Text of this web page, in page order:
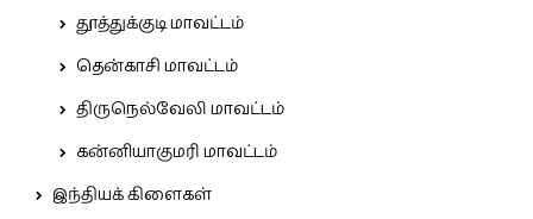
தூத்துக்குடி மாவட்டம்
தென்காசி மாவட்டம்
திருநெல்வேலி மாவட்டம்
கன்னியாகுமரி மாவட்டம்
இந்தியக் கிளைகள்